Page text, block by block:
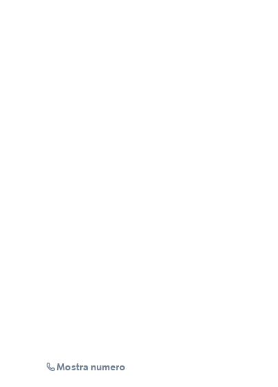
Mostra numero